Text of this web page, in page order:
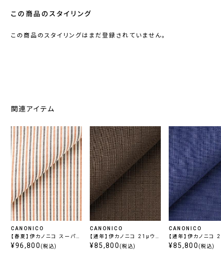
この商品のスタイリング
この商品のスタイリングはまだ登録されていません。
関連アイテム
CANONICO
【春夏】伊カノニコ スーパー
120's トロピカル ブラウン
¥96,800 (税込)
CANONICO
【通年】伊カノニコ 21μウ
ールモヘア トロピカル ブラ
¥85,800 (税込)
CANONICO
【通年】伊カノニコ
ールモヘア トロピ
¥85,800 (税込)